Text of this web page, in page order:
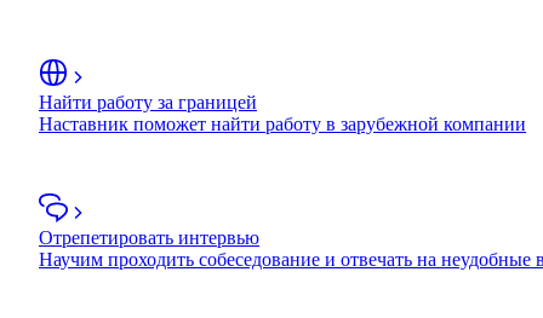
Найти работу за границей
Наставник поможет найти работу в зарубежной компании
Отрепетировать интервью
Научим проходить собеседование и отвечать на неудобные